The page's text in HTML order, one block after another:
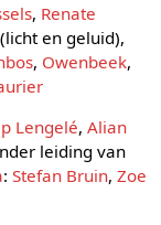
, Renate
en geluid),
, Owenbeek,
Lengelé, Alian
leiding van
: Stefan Bruin, Zoe